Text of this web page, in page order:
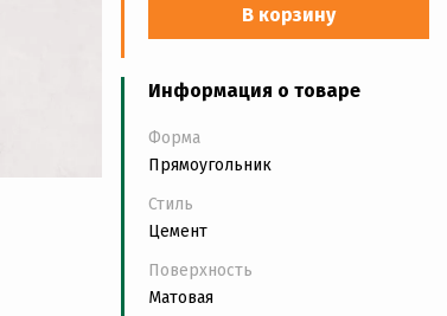
В корзину
Информация о товаре
Форма
Прямоугольник
Стиль
Цемент
Поверхность
Матовая